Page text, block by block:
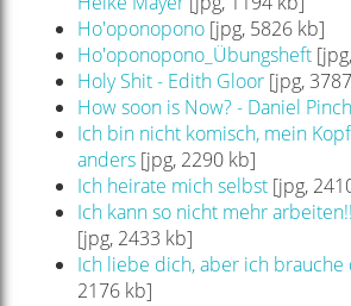
Ho'oponopono[jpg, 5826 kb]
Ho'oponopono_Übungsheft
Holy Shit - Edith Gloor[jpg,
How soon is Now? - Daniel
Ich bin nicht komisch, mein
anders[jpg, 2290 kb]
Ich heirate mich selbst[jpg,
Ich kann so nicht mehr
[jpg, 2433 kb]
Ich liebe dich, aber ich
2176 kb]